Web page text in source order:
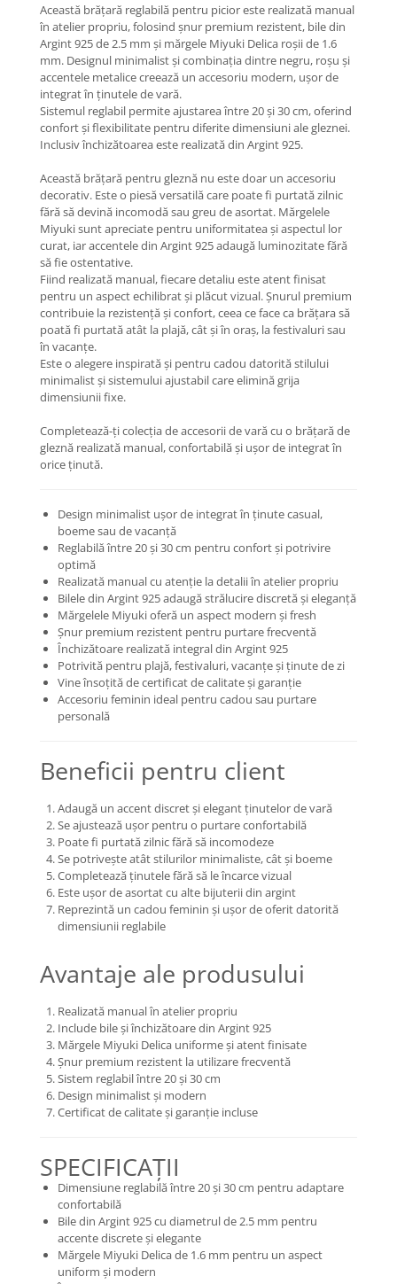
Coliere cu Stea
Coliere cu Soare
Coliere cu Semilună
Coliere cu Zodii
Coliere cu Flori
Coliere cu Animale
Coliere cu Molecule
Coliere Diverse
BRĂȚĂRI
BRĂȚĂRI CU ȘNUR REGLABIL
Brățări din Aur cu șnur reglabil
Brățări din Argint cu șnur reglabil
BRĂȚĂRI CU PIETRE SEMIPREȚIOASE
Brățări din Aur cu pietre
semiprețioase
Brățări din Argint cu pietre
semiprețioase
Brățări elastice cu pietre
BRĂȚĂRI DE PICIOR
Brățări de picior din Aur
COLIERE
Coliere cu mărgele colorate și
Argint
Coliere cu pietre semiprețioase
Această brățară reglabilă pentru picior este realizată manual
în atelier propriu, folosind șnur premium rezistent, bile din
Argint 925 de 2.5 mm și mărgele Miyuki Delica roșii de 1.6
mm. Designul minimalist și combinația dintre negru, roșu și
accentele metalice creează un accesoriu modern, ușor de
integrat în ținutele de vară.
Sistemul reglabil permite ajustarea între 20 și 30 cm, oferind
confort și flexibilitate pentru diferite dimensiuni ale gleznei.
Inclusiv închizătoarea este realizată din Argint 925.
Această brățară pentru gleznă nu este doar un accesoriu
decorativ. Este o piesă versatilă care poate fi purtată zilnic
fără să devină incomodă sau greu de asortat. Mărgelele
Miyuki sunt apreciate pentru uniformitatea și aspectul lor
curat, iar accentele din Argint 925 adaugă luminozitate fără
să fie ostentative.
Fiind realizată manual, fiecare detaliu este atent finisat
pentru un aspect echilibrat și plăcut vizual. Șnurul premium
contribuie la rezistență și confort, ceea ce face ca brățara să
poată fi purtată atât la plajă, cât și în oraș, la festivaluri sau
în vacanțe.
Este o alegere inspirată și pentru cadou datorită stilului
minimalist și sistemului ajustabil care elimină grija
dimensiunii fixe.
Completează-ți colecția de accesorii de vară cu o brățară de
gleznă realizată manual, confortabilă și ușor de integrat în
orice ținută.
Design minimalist ușor de integrat în ținute casual,
boeme sau de vacanță
Reglabilă între 20 și 30 cm pentru confort și potrivire
optimă
Realizată manual cu atenție la detalii în atelier propriu
Bilele din Argint 925 adaugă strălucire discretă și eleganță
Mărgelele Miyuki oferă un aspect modern și fresh
Șnur premium rezistent pentru purtare frecventă
Închizătoare realizată integral din Argint 925
Potrivită pentru plajă, festivaluri, vacanțe și ținute de zi
Vine însoțită de certificat de calitate și garanție
Accesoriu feminin ideal pentru cadou sau purtare
personală
Beneficii pentru client
Adaugă un accent discret și elegant ținutelor de vară
Se ajustează ușor pentru o purtare confortabilă
Poate fi purtată zilnic fără să incomodeze
Se potrivește atât stilurilor minimaliste, cât și boeme
Completează ținutele fără să le încarce vizual
Este ușor de asortat cu alte bijuterii din argint
Reprezintă un cadou feminin și ușor de oferit datorită
dimensiunii reglabile
Avantaje ale produsului
Realizată manual în atelier propriu
Include bile și închizătoare din Argint 925
Mărgele Miyuki Delica uniforme și atent finisate
Șnur premium rezistent la utilizare frecventă
Sistem reglabil între 20 și 30 cm
Design minimalist și modern
Certificat de calitate și garanție incluse
SPECIFICAȚII
Dimensiune reglabilă între 20 și 30 cm pentru adaptare
confortabilă
Bile din Argint 925 cu diametrul de 2.5 mm pentru
accente discrete și elegante
Mărgele Miyuki Delica de 1.6 mm pentru un aspect
uniform și modern